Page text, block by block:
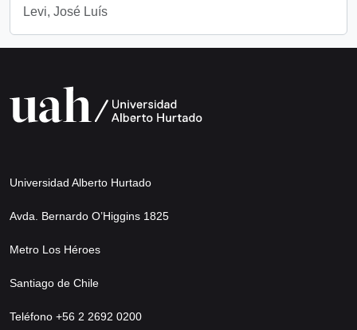
Levi, José Luís
Universidad Alberto Hurtado
Avda. Bernardo O’Higgins 1825
Metro Los Héroes
Santiago de Chile
Teléfono +56 2 2692 0200